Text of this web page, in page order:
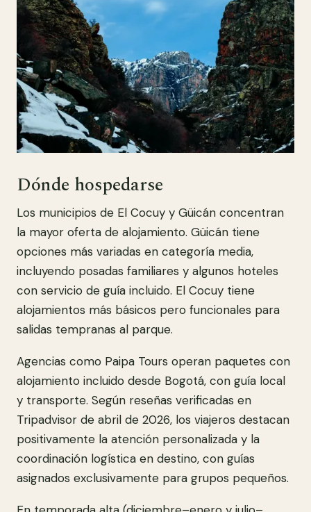
Dónde hospedarse
Los municipios de El Cocuy y Güicán concentran
la mayor oferta de alojamiento. Güicán tiene
opciones más variadas en categoría media,
incluyendo posadas familiares y algunos hoteles
con servicio de guía incluido. El Cocuy tiene
alojamientos más básicos pero funcionales para
salidas tempranas al parque.
Agencias como Paipa Tours operan paquetes con
alojamiento incluido desde Bogotá, con guía local
y transporte. Según reseñas verificadas en
Tripadvisor de abril de 2026, los viajeros destacan
positivamente la atención personalizada y la
coordinación logística en destino, con guías
asignados exclusivamente para grupos pequeños.